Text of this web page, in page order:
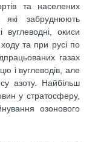
та населених
які забруднюють
окиси
та при русі по
газах
і вуглеводів, але
азоту. Найбільш
у стратосферу,
озонового